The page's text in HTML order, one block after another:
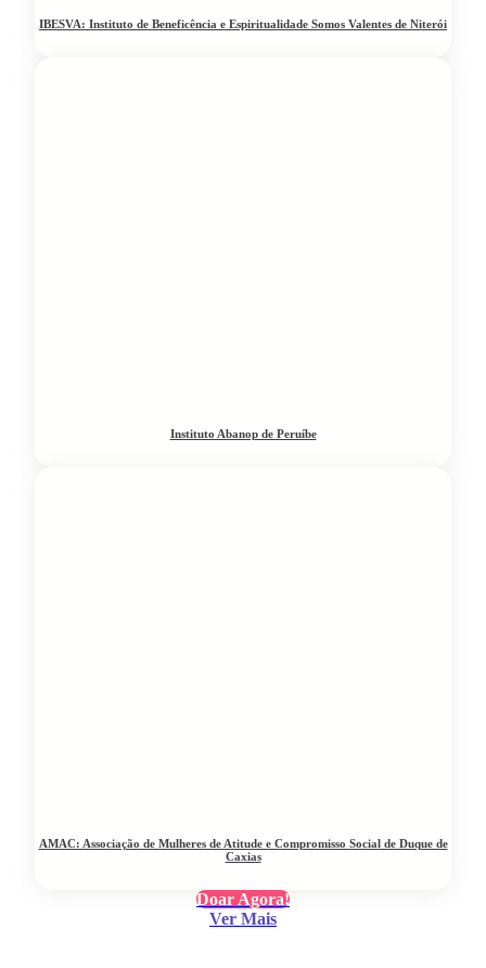
IBESVA: Instituto de Beneficência e Espiritualidade Somos Valentes de Niterói
Instituto Abanop de Peruíbe
AMAC: Associação de Mulheres de Atitude e Compromisso Social de Duque de
Caxias
Doar Agora!
Ver Mais